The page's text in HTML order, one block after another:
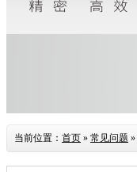
当前位置： 首页 » 常见问题 »